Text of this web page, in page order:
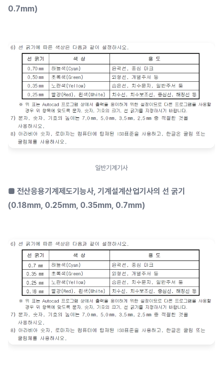
0.7mm)
일반기계기사
■ 전산응용기계제도기능사, 기계설계산업기사의 선 굵기
(0.18mm, 0.25mm, 0.35mm, 0.7mm)